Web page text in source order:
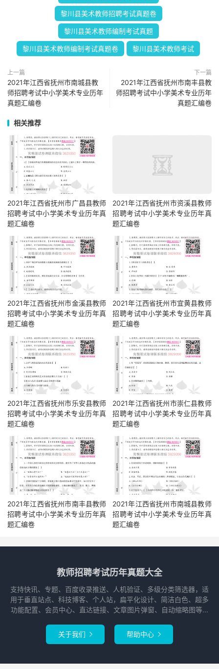
黎川县美术教师招聘考试真题卷
黎川县美术教师编制考试真题
黎川县美术教师编制考试真题卷 黎川县美术教师考试
上一篇
2021年江西省抚州市南城县教
师招聘考试中小学美术专业历年
真题汇编卷
下一篇
2021年江西省抚州市南丰县教
师招聘考试中小学美术专业历年
真题汇编卷
相关推荐
2021年江西省抚州市广昌县教师
招聘考试中小学美术专业历年真
题汇编卷
2021年江西省抚州市资溪县教师
招聘考试中小学美术专业历年真
题汇编卷
2021年江西省抚州市金溪县教师
招聘考试中小学美术专业历年真
题汇编卷
2021年江西省抚州市宜黄县教师
招聘考试中小学美术专业历年真
题汇编卷
2021年江西省抚州市乐安县教师
招聘考试中小学美术专业历年真
题汇编卷
2021年江西省抚州市崇仁县教师
招聘考试中小学美术专业历年真
题汇编卷
2021年江西省抚州市南丰县教师
招聘考试中小学美术专业历年真
题汇编卷
2021年江西省抚州市南城县教师
招聘考试中小学美术专业历年真
题汇编卷
教师招聘考试历年真题大全
支持快讯、专题、百度收录推送、人机验证、多级分类筛选器，适
用于垂直站点、科技博客、个人站，扁平化设计、简洁白色、超多
功能配置、会员中心、直达链接、文章图片弹窗、自动缩略图等...
关于我们  帮助中心 